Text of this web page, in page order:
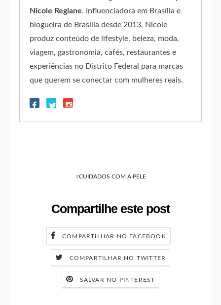
Nicole Regiane. Influenciadora em Brasília e
blogueira de Brasília desde 2013, Nicole
produz conteúdo de lifestyle, beleza, moda,
viagem, gastronomia, cafés, restaurantes e
experiências no Distrito Federal para marcas
que querem se conectar com mulheres reais.
#CUIDADOS COM A PELE
Compartilhe este post
COMPARTILHAR NO FACEBOOK
COMPARTILHAR NO TWITTER
SALVAR NO PINTEREST